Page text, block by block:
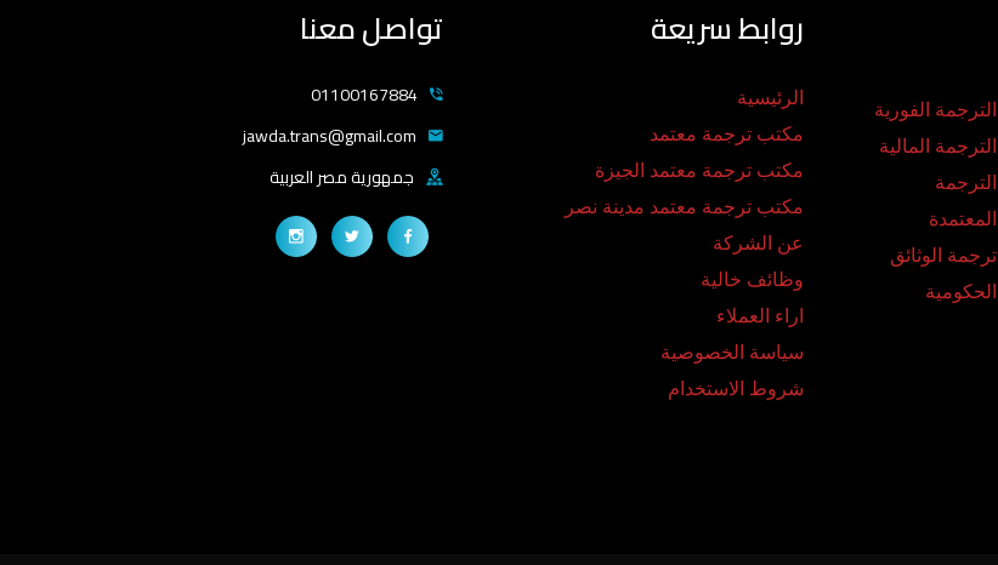
الترجمة الفورية
الترجمة المالية
الترجمة
المعتمدة
ترجمة الوثائق
الحكومية
روابط سريعة
الرئيسية
مكتب ترجمة معتمد
مكتب ترجمة معتمد الجيزة
مكتب ترجمة معتمد مدينة نصر
عن الشركة
وظائف خالية
اراء العملاء
سياسة الخصوصية
شروط الاستخدام
تواصل معنا
01100167884
jawda.trans@gmail.com
جمهورية مصر العربية